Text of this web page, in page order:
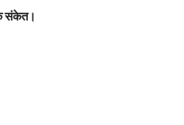
संकेत।